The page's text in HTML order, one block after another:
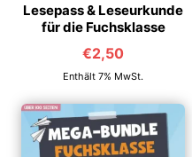
Lesepass & Leseurkunde
für die Fuchsklasse
€2,50
Enthält 7% MwSt.